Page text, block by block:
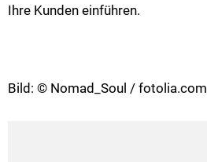
Ihre Kunden einführen.
Bild: © Nomad_Soul / fotolia.com